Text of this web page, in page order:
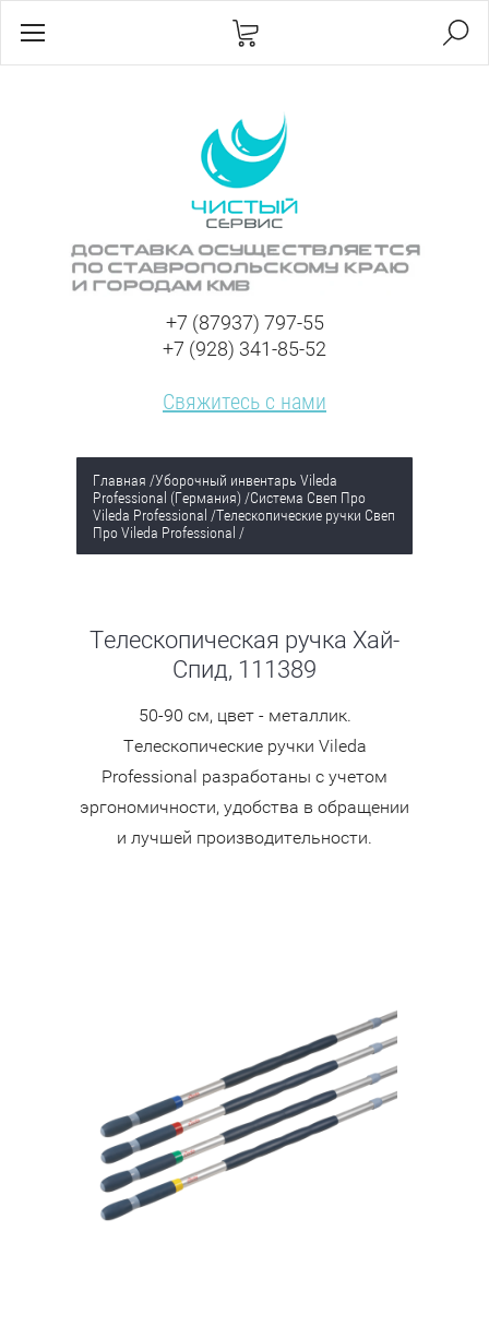
+7 (87937) 797-55
+7 (928) 341-85-52
Свяжитесь с нами
Главная /Уборочный инвентарь Vileda
Professional (Германия) /Система Свеп Про
Vileda Professional /Телескопические ручки Свеп
Про Vileda Professional /
Телескопическая ручка Хай-
Спид, 111389
50-90 см, цвет - металлик.
Телескопические ручки Vileda
Professional разработаны с учетом
эргономичности, удобства в обращении
и лучшей производительности.